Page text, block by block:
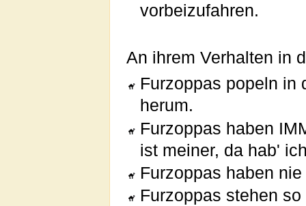
vorbeizufahren.
An ihrem Verhalten in
Furzoppas popeln in
herum.
Furzoppas haben
ist meiner, da hab'
Furzoppas haben
Furzoppas stehen